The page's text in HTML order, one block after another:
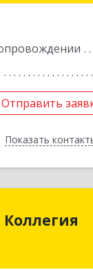
Отправить
Показать
Отправить
Назад
обл,